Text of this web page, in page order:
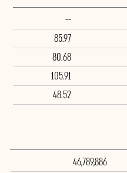
--
85.97
80.68
105.91
48.52
46,789,886